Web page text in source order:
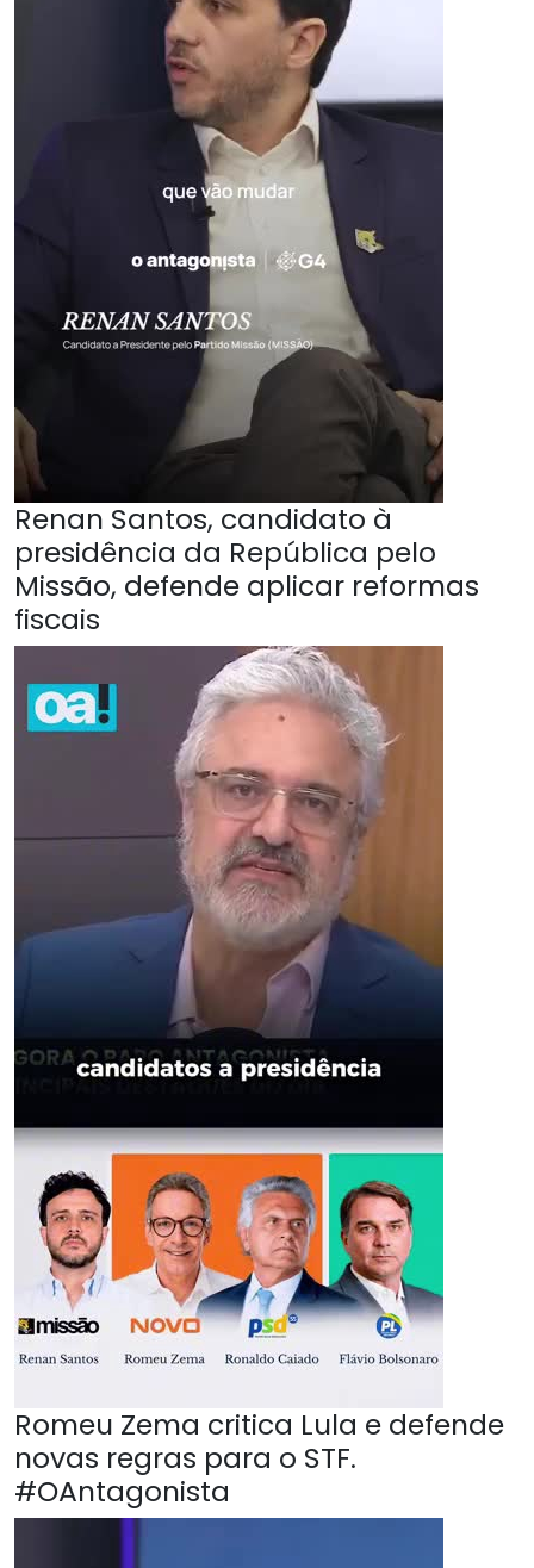
Renan Santos, candidato à
presidência da República pelo
Missão, defende aplicar reformas
fiscais
Romeu Zema critica Lula e defende
novas regras para o STF.
#OAntagonista